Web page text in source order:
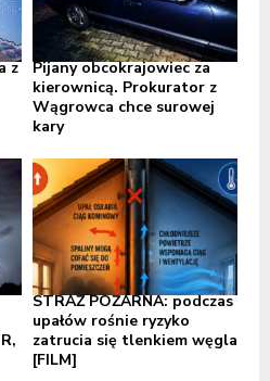
z
Pijany obcokrajowiec za
kierownicą. Prokurator z
Wągrowca chce surowej
kary
STRAŻ POŻARNA: podczas
upałów rośnie ryzyko
zatrucia się tlenkiem węgla
[FILM]